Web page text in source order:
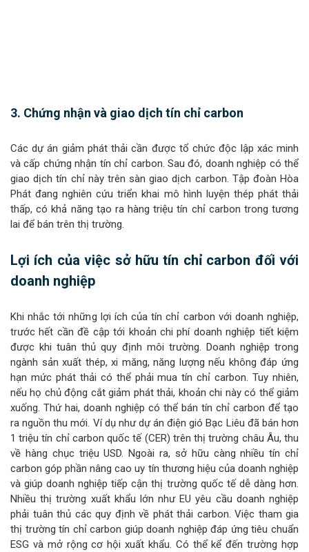
3. Chứng nhận và giao dịch tín chỉ carbon
Các dự án giảm phát thải cần được tổ chức độc lập xác minh
và cấp chứng nhận tín chỉ carbon. Sau đó, doanh nghiệp có thể
giao dịch tín chỉ này trên sàn giao dịch carbon. Tập đoàn Hòa
Phát đang nghiên cứu triển khai mô hình luyện thép phát thải
thấp, có khả năng tạo ra hàng triệu tín chỉ carbon trong tương
lai để bán trên thị trường.
Lợi ích của việc sở hữu tín chỉ carbon đối với
doanh nghiệp
Khi nhắc tới những lợi ích của tín chỉ carbon với doanh nghiệp,
trước hết cần đề cập tới khoản chi phí doanh nghiệp tiết kiệm
được khi tuân thủ quy định môi trường. Doanh nghiệp trong
ngành sản xuất thép, xi măng, năng lượng nếu không đáp ứng
hạn mức phát thải có thể phải mua tín chỉ carbon. Tuy nhiên,
nếu họ chủ động cắt giảm phát thải, khoản chi này có thể giảm
xuống. Thứ hai, doanh nghiệp có thể bán tín chỉ carbon để tạo
ra nguồn thu mới. Ví dụ như dự án điện gió Bạc Liêu đã bán hơn
1 triệu tín chỉ carbon quốc tế (CER) trên thị trường châu Âu, thu
về hàng chục triệu USD. Ngoài ra, sở hữu càng nhiều tín chỉ
carbon góp phần nâng cao uy tín thương hiệu của doanh nghiệp
và giúp doanh nghiệp tiếp cận thị trường quốc tế dễ dàng hơn.
Nhiều thị trường xuất khẩu lớn như EU yêu cầu doanh nghiệp
phải tuân thủ các quy định về phát thải carbon. Việc tham gia
thị trường tín chỉ carbon giúp doanh nghiệp đáp ứng tiêu chuẩn
ESG và mở rộng cơ hội xuất khẩu. Có thể kể đến trường hợp